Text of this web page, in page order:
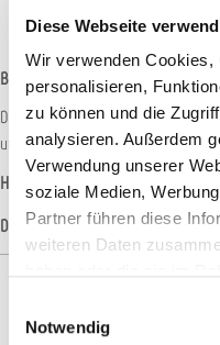
Diese Webseite
Wir verwenden Cookies,
personalisieren,
zu können und die
analysieren. Außerdem
Verwendung unserer
soziale Medien,
Partner führen diese
weiteren Daten
Notwendig
Beschreibung
Die SATAjet 100 B F HVLP ist die
und Grundiermaterial und
Hersteller-Informationen
Datenblätter